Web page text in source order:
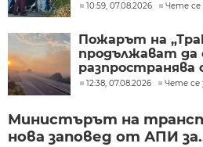
разбитата
10:59, 07.08.2026 Чете се
Пожарът на
продължават да
разпространява
12:38, 07.08.2026 Чете се
Министърът на
нова заповед от АПИ